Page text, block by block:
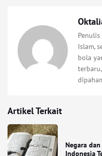
Islam,
bola
Artikel Terkait
Negara
Indonesia